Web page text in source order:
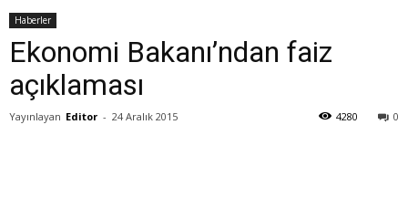
Haberler
Ekonomi Bakanı’ndan faiz
açıklaması
Yayınlayan Editor - 24 Aralık 2015 0
4280